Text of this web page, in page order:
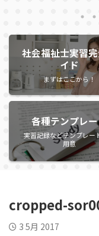
社会福祉士実習
イド
まずはここから！
各種テンプレ
実習記録などテンプレー
用意
cropped-
3 5月 2017